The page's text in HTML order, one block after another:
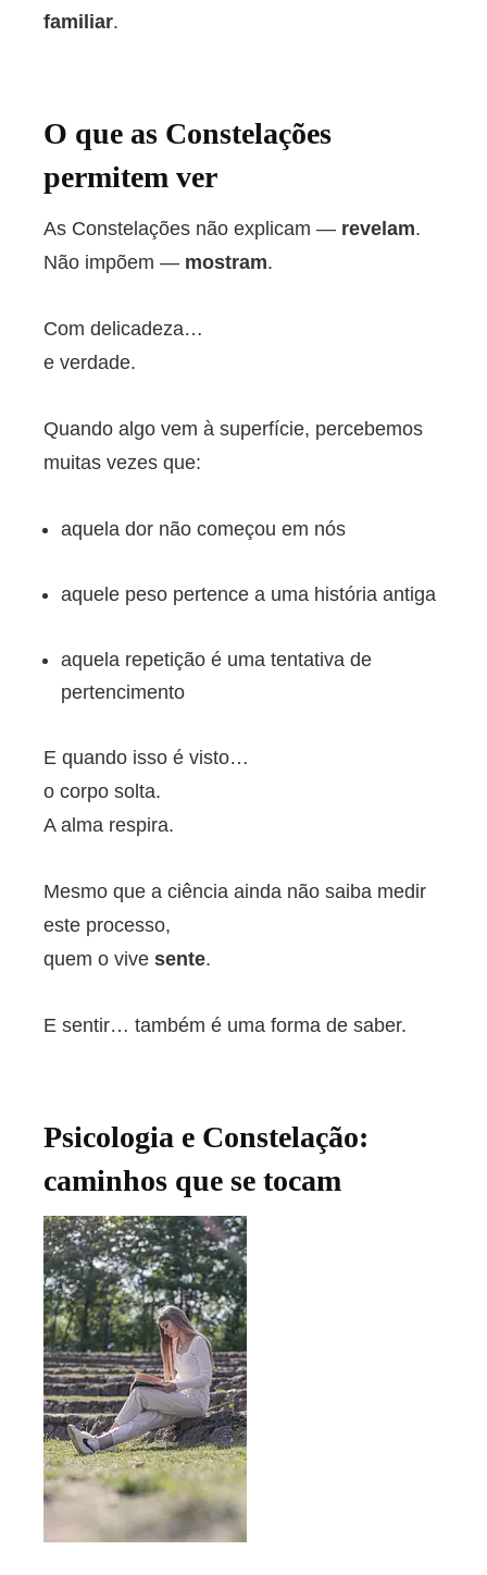
familiar.
O que as Constelações
permitem ver
As Constelações não explicam — revelam.
Não impõem — mostram.
Com delicadeza…
e verdade.
Quando algo vem à superfície, percebemos
muitas vezes que:
aquela dor não começou em nós
aquele peso pertence a uma história antiga
aquela repetição é uma tentativa de
pertencimento
E quando isso é visto…
o corpo solta.
A alma respira.
Mesmo que a ciência ainda não saiba medir
este processo,
quem o vive sente.
E sentir… também é uma forma de saber.
Psicologia e Constelação:
caminhos que se tocam